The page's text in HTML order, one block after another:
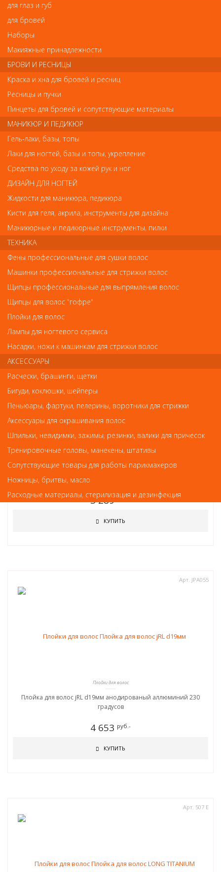
Отзывы
Ваш отзыв станет первым
Напишите свой отзыв
Комментарий
Имя
Код
Обратите внимание
Внешний вид товара «03-2016 Деваль Плойка для волос Red
Titanium 16мм, 20W» может отличаться от фотографий на сайте.
товара с фотографиями и описанием на сайте не является
показателем ненадлежащего качества товара.
Так же советуем посмотреть
Арт. 03-1619T ЦЕНА ПО ЗАПРОСУ!
! Новинки ! NEW !
Плойка для волос DEWAL Exception с терморегулятором, 44Вт, 19
3 289руб.-
КУПИТЬ
Арт. JPA055
Плойки для волос
Плойка для волос jRL d19мм анодированый аллюминий 230
градусов
4 653 руб.-
КУПИТЬ
Арт. 507 Е
для глаз и губ
для бровей
Наборы
Макияжные принадлежности
БРОВИ И РЕСНИЦЫ
Краска и хна для бровей и ресниц
Ресницы и пучки
Пинцеты для бровей и сопутствующие материалы
МАНИКЮР И ПЕДИКЮР
Гель-лаки, базы, топы
Лаки для ногтей, базы и топы, укрепление
Средства по уходу за кожей рук и ног
ДИЗАЙН ДЛЯ НОГТЕЙ
Жидкости для маникюра, педикюра
Кисти для геля, акрила, инструменты для дизайна
Маникюрные и педикюрные инструменты, пилки
ТЕХНИКА
Фены профессиональные для сушки волос
Машинки профессиональные для стрижки волос
Щипцы профессиональные для выпрямления волос
Щипцы для волос "гофре"
Плойки для волос
Лампы для ногтевого сервиса
Насадки, ножи к машинкам для стрижки волос
АКСЕССУАРЫ
Расчески, брашинги, щетки
Бигуди, коклюшки, шейперы
Пеньюары, фартуки, пелерины, воротники для стрижки
Аксессуары для окрашивания волос
Шпильки, невидимки, зажимы, резинки, валики для причесок
Тренировочные головы, манекены, штативы
Сопутствующие товары для работы парикмахеров
Ножницы, бритвы, масло
Расходные материалы, стерилизация и дезинфекция